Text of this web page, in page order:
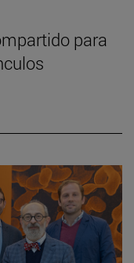
para